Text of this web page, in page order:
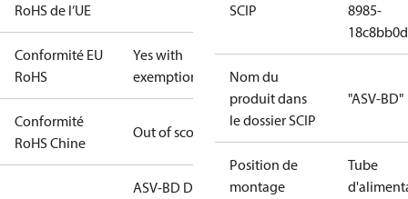
RoHS de l’UE
Conformité EU
RoHS
Yes with
exemptions
Conformité
RoHS Chine
Out of scope
ASV-BD DN
SCIP
8985-
Nom du
produit dans
le dossier SCIP
"ASV-BD"
Position de
montage
Tube